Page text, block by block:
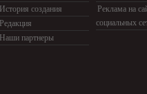
История создания
Редакция
Наши партнеры
Реклама на
социальных